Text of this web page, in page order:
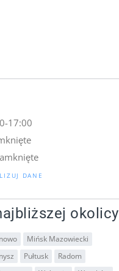
17:00
DANE
okolicy
Mińsk Mazowiecki
Pułtusk
Radom